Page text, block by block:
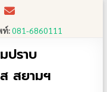
ท์:081-6860111
ปราบ
สยามฯ